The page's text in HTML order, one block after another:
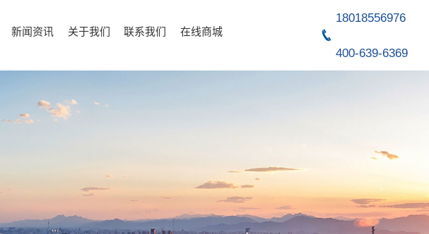
新闻资讯 关于我们 联系我们 在线商城
18018556976
400-639-6369